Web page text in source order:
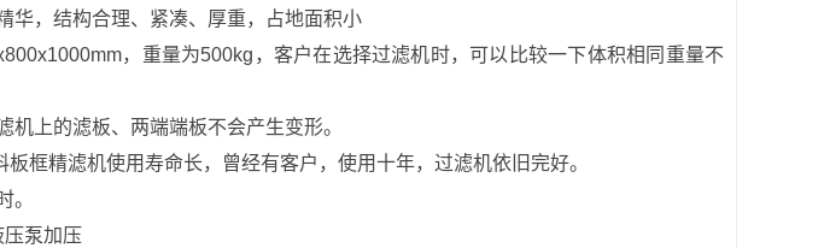
华，结构合理、紧凑、厚重，占地面积小
，重量为500kg，客户在选择过滤机时，可以比较一下体积相同重量不
上的滤板、两端端板不会产生变形。
精滤机使用寿命长，曾经有客户，使用十年，过滤机依旧完好。
。
泵加压